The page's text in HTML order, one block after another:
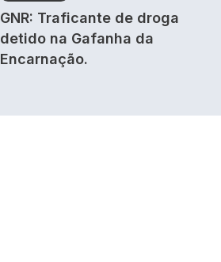
GNR: Traficante de droga
detido na Gafanha da
Encarnação.